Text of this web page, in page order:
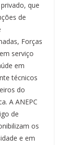
que
de
Forças
serviço
em
técnicos
do
A ANEPC
de
os
e em